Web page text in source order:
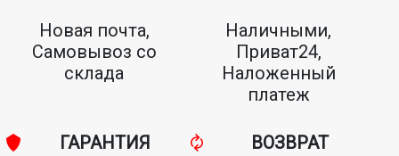
Новая почта,
Самовывоз со
склада
Наличными,
Приват24,
Наложенный
платеж
ГАРАНТИЯ
ВОЗВРАТ